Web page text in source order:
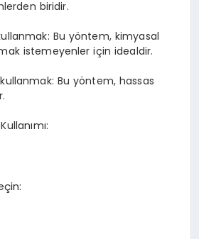
biridir.
Bu yöntem, kimyasal
istemeyenler için idealdir.
Bu yöntem, hassas